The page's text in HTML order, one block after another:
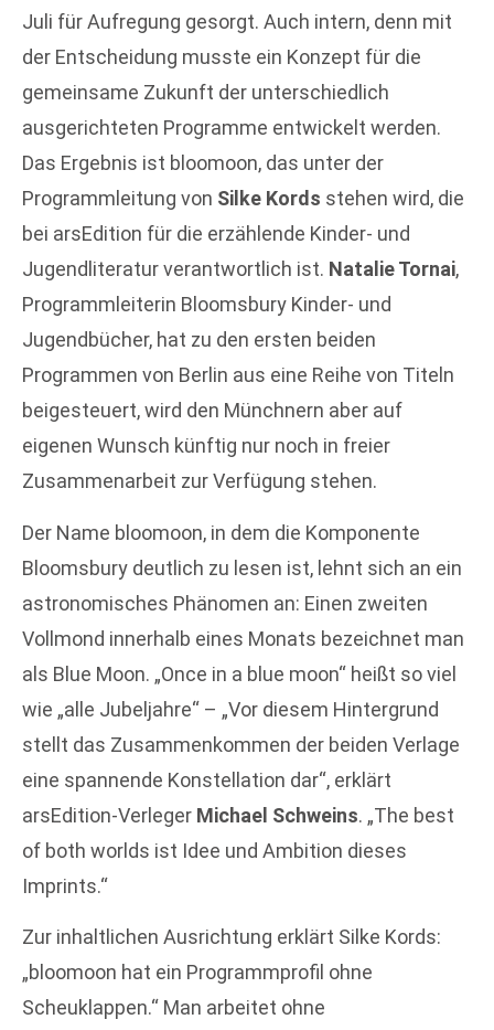
Juli für Aufregung gesorgt. Auch intern, denn mit
der Entscheidung musste ein Konzept für die
gemeinsame Zukunft der unterschiedlich
ausgerichteten Programme entwickelt werden.
Das Ergebnis ist bloomoon, das unter der
Programmleitung von Silke Kords stehen wird, die
bei arsEdition für die erzählende Kinder- und
Jugendliteratur verantwortlich ist. Natalie Tornai,
Programmleiterin Bloomsbury Kinder- und
Jugendbücher, hat zu den ersten beiden
Programmen von Berlin aus eine Reihe von Titeln
beigesteuert, wird den Münchnern aber auf
eigenen Wunsch künftig nur noch in freier
Zusammenarbeit zur Verfügung stehen.
Der Name bloomoon, in dem die Komponente
Bloomsbury deutlich zu lesen ist, lehnt sich an ein
astronomisches Phänomen an: Einen zweiten
Vollmond innerhalb eines Monats bezeichnet man
als Blue Moon. „Once in a blue moon“ heißt so viel
wie „alle Jubeljahre“ – „Vor diesem Hintergrund
stellt das Zusammenkommen der beiden Verlage
eine spannende Konstellation dar“, erklärt
arsEdition-Verleger Michael Schweins. „The best
of both worlds ist Idee und Ambition dieses
Imprints.“
Zur inhaltlichen Ausrichtung erklärt Silke Kords:
„bloomoon hat ein Programmprofil ohne
Scheuklappen.“ Man arbeitet ohne